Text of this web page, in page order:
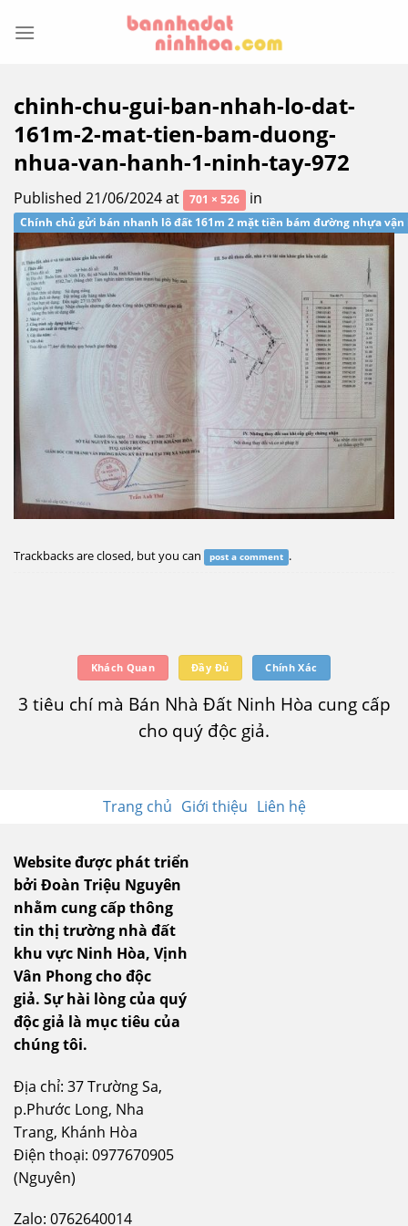
chinh-chu-gui-ban-nhah-lo-dat-
161m-2-mat-tien-bam-duong-
nhua-van-hanh-1-ninh-tay-972
Published 21/06/2024at 701 × 526 in
Chính chủ gửi bán nhanh lô đất 161m 2 mặt tiền bám đường nhựa vận
Trackbacks are closed, but you can post a comment .
Khách Quan Đầy Đủ Chính Xác
3 tiêu chí mà Bán Nhà Đất Ninh Hòa cung cấp
cho quý độc giả.
Trang chủ Giới thiệu Liên hệ
Website được phát triển
bởi Đoàn Triệu Nguyên
nhằm cung cấp thông
tin thị trường nhà đất
khu vực Ninh Hòa, Vịnh
Vân Phong cho độc
giả. Sự hài lòng của quý
độc giả là mục tiêu của
chúng tôi.
Địa chỉ: 37 Trường Sa,
p.Phước Long, Nha
Trang, Khánh Hòa
Điện thoại: 0977670905
(Nguyên)
Zalo: 0762640014